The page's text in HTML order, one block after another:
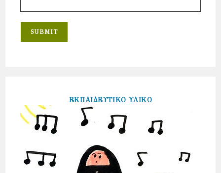
ΕΚΠΑΙΔΕΥΤΙΚΟ ΥΛΙΚΟ